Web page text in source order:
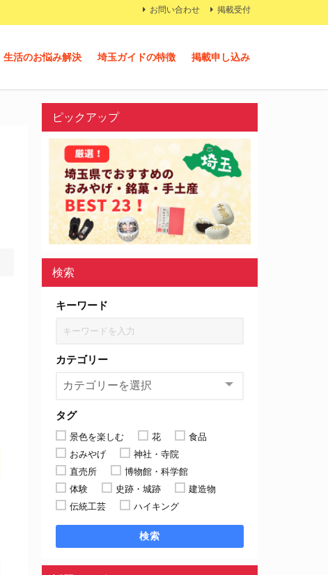
お問い合わせ 掲載受付
生活のお悩み解決 埼玉ガイドの特徴 掲載申し込み
ピックアップ
検索
キーワード
カテゴリー
タグ
景色を楽しむ 花
食品
おみやげ
神社・寺院
直売所
博物館・科学館
体験
史跡・城跡
建造物
伝統工芸
ハイキング
検索